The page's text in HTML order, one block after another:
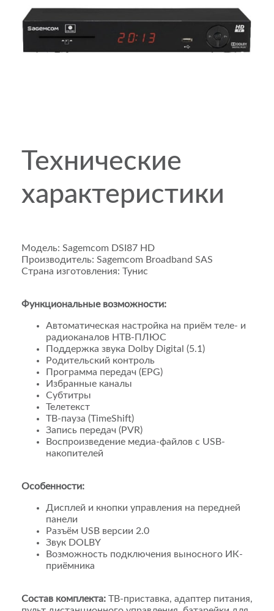
Технические
характеристики
Модель: Sagemcom DSI87 HD
Производитель: Sagemcom Broadband SAS
Страна изготовления: Тунис
Функциональные возможности:
Автоматическая настройка на приём теле- и
радиоканалов НТВ-ПЛЮС
Поддержка звука Dolby Digital (5.1)
Родительский контроль
Программа передач (EPG)
Избранные каналы
Субтитры
Телетекст
ТВ-пауза (TimeShift)
Запись передач (PVR)
Воспроизведение медиа-файлов с USB-
накопителей
Особенности:
Дисплей и кнопки управления на передней
панели
Разъём USB версии 2.0
Звук DOLBY
Возможность подключения выносного ИК-
приёмника
Состав комплекта: ТВ-приставка, адаптер питания,